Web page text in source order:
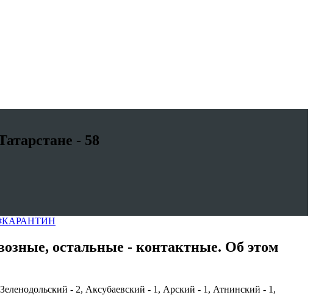
- 58
остальные - контактные. Об этом
- 2, Аксубаевский - 1, Арский - 1, Атнинский - 1,